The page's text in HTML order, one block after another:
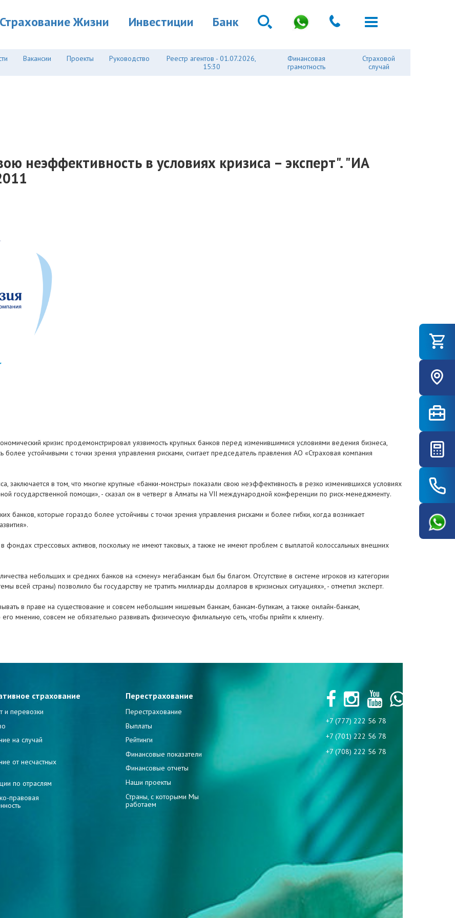
Страхование Жизни Инвестиции Банк
Вакансии Проекты Руководство
Реестр агентов - 01.07.2026,
15:30
Финансовая
грамотность
Страховой
случай
неэффективность в условиях кризиса – эксперт". "ИА
кризис продемонстрировал уязвимость крупных банков перед изменившимися условиями ведения бизнеса,
более устойчивыми с точки зрения управления рисками, считает председатель правления АО «Страховая компания
заключается в том, что многие крупные «банки-монстры» показали свою неэффективность в резко изменившихся условиях
государственной помощи», - сказал он в четверг в Алматы на VII международной конференции по риск-менеджменту.
банков, которые гораздо более устойчивы с точки зрения управления рисками и более гибки, когда возникает
стрессовых активов, поскольку не имеют таковых, а также не имеют проблем с выплатой колоссальных внешних
небольших и средних банков на «смену» мегабанкам был бы благом. Отсутствие в системе игроков из категории
всей страны) позволило бы государству не тратить миллиарды долларов в кризисных ситуациях», - отметил эксперт.
в праве на существование и совсем небольшим нишевым банкам, банкам-бутикам, а также онлайн-банкам,
мнению, совсем не обязательно развивать физическую филиальную сеть, чтобы прийти к клиенту.
страхование
и перевозки
на случай
от несчастных
по отраслям
правовая
Перестрахование
Перестрахование
Выплаты
Рейтинги
Финансовые показатели
Финансовые отчеты
Наши проекты
Страны, с которыми Мы
работаем
+7 (777) 222 56 78
+7 (701) 222 56 78
+7 (708) 222 56 78